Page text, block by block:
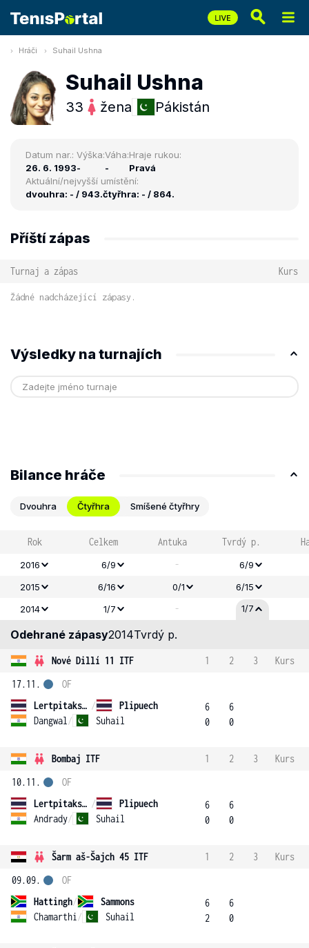
Hráči Suhail Ushna
Suhail Ushna
33 žena Pákistán
Datum nar.:
26. 6. 1993
Výška:
-
Váha:
-
Hraje rukou:
Pravá
Aktuální/nejvyšší umístění:
dvouhra: - / 943.čtyřhra: - / 864.
Příští zápas
Turnaj a zápas Kurs
Žádné nadcházející zápasy.
Výsledky na turnajích
Bilance hráče
Dvouhra Čtyřhra Smíšené čtyřhry
Rok Celkem Antuka Tvrdý p.
2016 6/9 -
6/9
2015
6/16 0/1
6/15
2014
1/7 - 1/7
Odehrané zápasy2014Tvrdý p.
Nové Dillí 11 ITF 1 2 3
Kurs
17.11.
Lertpitaksinchai /
Plipuech
Dangwal / Suhail
OF
6
0
6
0
Bombaj ITF 1 2 3
Kurs
10.11.
Lertpitaksinchai /
Plipuech
Andrady/ Suhail
OF
6
0
6
0
Šarm aš-Šajch 45 ITF 1 2 3
Kurs
09.09.
Hattingh/
Sammons
Chamarthi / Suhail
OF
6
2
6
0